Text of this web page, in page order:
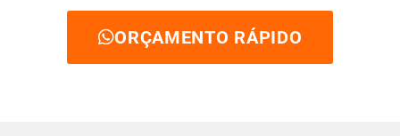
ORÇAMENTO RÁPIDO